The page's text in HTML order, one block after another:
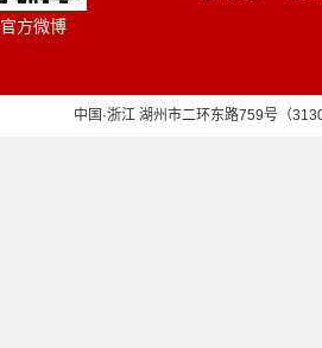
官方微博
中国·浙江 湖州市二环东路759号（